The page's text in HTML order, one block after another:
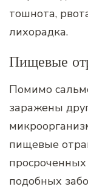
тошнота,
лихорадка.
Пищевые
Помимо
заражены
пищевые
подобных